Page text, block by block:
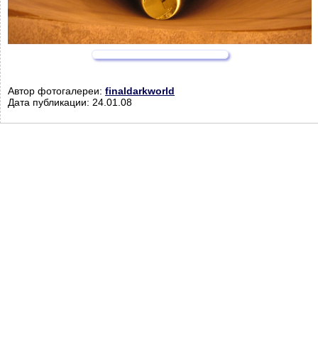
Автор фотогалереи: finaldarkworld
Дата публикации: 24.01.08